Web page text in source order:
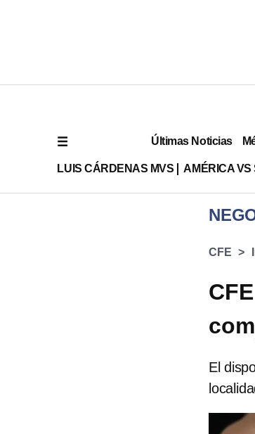
Últimas Noticias
LUIS CÁRDENAS MVS AMÉRICA VS
CFE
El